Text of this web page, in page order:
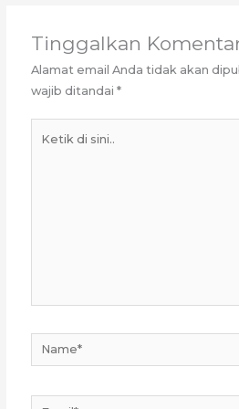
Tinggalkan
Alamat email Anda tidak akan
wajib ditandai*
Name*